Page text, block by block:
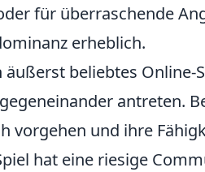
für überraschende
erheblich.
beliebtes Online-
antreten.
vorgehen und ihre
hat eine riesige